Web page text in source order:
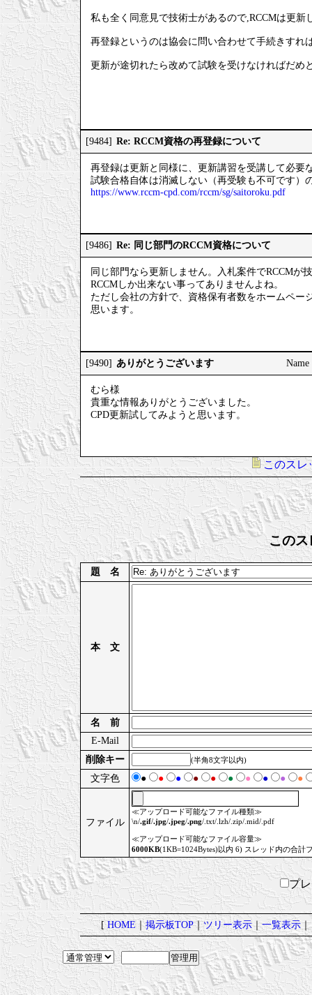
私も全く同意見で技術士があるので,RCCMは更新
再登録というのは協会に問い合わせて手続きすれ
更新が途切れたら改めて試験を受けなければだめ
[9484] Re: RCCM資格の再登録について
再登録は更新と同様に、更新講習を受講して必要
試験合格自体は消滅しない（再受験も不可です）
https://www.rccm-cpd.com/rccm/sg/saitoroku.pdf
[9486] Re: 同じ部門のRCCM資格について
同じ部門なら更新しません。入札案件でRCCMが
RCCMしか出来ない事ってありませんよね。
ただし会社の方針で、資格保有者数をホームペ
思います。
[9490] ありがとうございます
むら様
貴重な情報ありがとうございました。
CPD更新試してみようと思います。
このスレ
このス
題 名
本 文
名 前
E-Mail
削除キー
(半角8文字以内)
文字色 ● ● ● ● ● ● ● ● ● ●
ファイル
≪アップロード可能なファイル種類≫
\n/.gif/.jpg/.jpeg/.png/.txt/.lzh/.zip/.mid/.pdf
≪アップロード可能なファイル容量≫
6000KB(1KB=1024Bytes)以内 6) スレッド内の合計
プ
[HOME｜掲示板TOP｜ツリー表示｜一覧表示｜